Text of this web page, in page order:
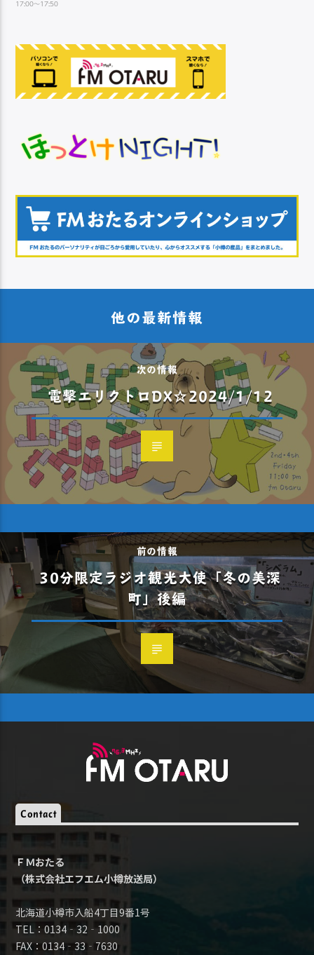
17:00～17:50
他の最新情報
次の情報
電撃エリクトロDX☆2024/1/12
前の情報
30分限定ラジオ観光大使「冬の美深
町」後編
Contact
ＦＭおたる
（株式会社エフエム小樽放送局）
北海道小樽市入船4丁目9番1号
TEL：0134‐32‐1000
FAX：0134‐33‐7630